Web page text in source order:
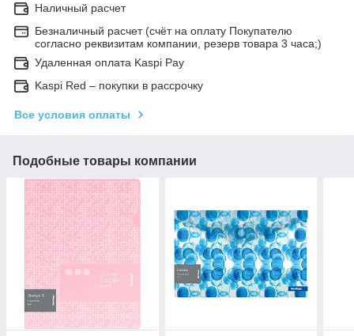
Наличный расчет
Безналичный расчет (счёт на оплату Покупателю
согласно реквизитам компании, резерв товара 3 часа;)
Удаленная оплата Kaspi Pay
Kaspi Red – покупки в рассрочку
Все условия оплаты
Подобные товары компании